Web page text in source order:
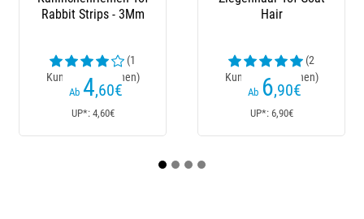
Rabbit Strips - 3Mm
(1
Kundenrezensionen)
4 ,60€
UP*: 4,60€
(2
Kundenrezensionen)
6 ,90 €
UP*: 6,90€